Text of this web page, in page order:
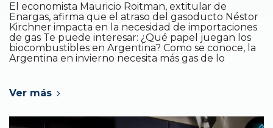
El economista Mauricio Roitman, extitular de
Enargas, afirma que el atraso del gasoducto Néstor
Kirchner impacta en la necesidad de importaciones
de gas Te puede interesar: ¿Qué papel juegan los
biocombustibles en Argentina? Como se conoce, la
Argentina en invierno necesita más gas de lo
Ver más